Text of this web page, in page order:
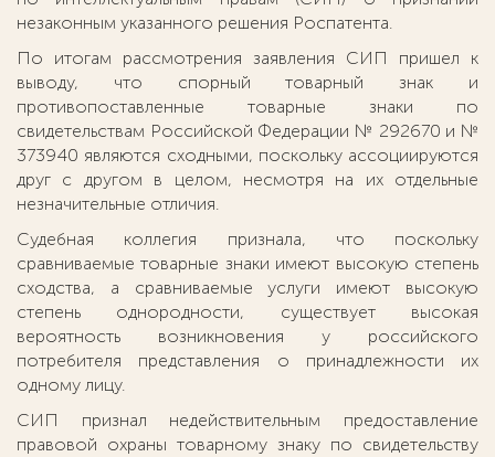
незаконным указанного решения Роспатента.
По итогам рассмотрения заявления СИП пришел к
выводу, что спорный товарный знак и
противопоставленные товарные знаки по
свидетельствам Российской Федерации № 292670 и №
373940 являются сходными, поскольку ассоциируются
друг с другом в целом, несмотря на их отдельные
незначительные отличия.
Судебная коллегия признала, что поскольку
сравниваемые товарные знаки имеют высокую степень
сходства, а сравниваемые услуги имеют высокую
степень однородности, существует высокая
вероятность возникновения у российского
потребителя представления о принадлежности их
одному лицу.
СИП признал недействительным предоставление
правовой охраны товарному знаку по свидетельству